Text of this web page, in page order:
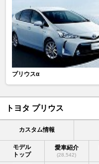
プリウスα
トヨタ プリウス
カスタム情報
モデル
トップ
愛車紹介
(28,542)